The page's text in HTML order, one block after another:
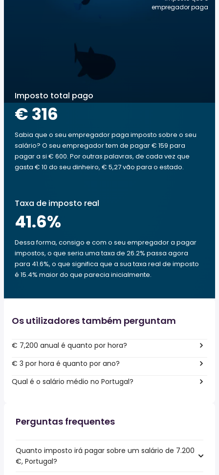
empregador paga
Imposto total pago
€ 316
Sabia que o seu empregador paga imposto sobre o seu
salário? O seu empregador tem de pagar € 159 para
pagar a si € 600. Por outras palavras, de cada vez que
gasta € 10 do seu dinheiro, € 5,27 vão para o estado.
Taxa de imposto real
41.6%
Dessa forma, consigo e com o seu empregador a pagar
impostos, o que seria uma taxa de 26.2% passa agora
para 41.6%, o que significa que a sua taxa real de imposto
é 15.4% maior do que parecia inicialmente.
Os utilizadores também perguntam
€ 7,200 anual é quanto por hora?
€ 3 por hora é quanto por ano?
Qual é o salário médio no Portugal?
Perguntas frequentes
Quanto imposto irá pagar sobre um salário de 7.200
€, Portugal?